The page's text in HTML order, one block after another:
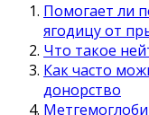
Помогает ли
ягодицу от
Что такое
Как часто
донорство